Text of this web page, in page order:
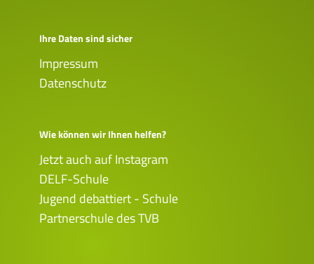
Ihre Daten sind sicher
Impressum
Datenschutz
Wie können wir Ihnen helfen?
Jetzt auch auf Instagram
DELF-Schule
Jugend debattiert - Schule
Partnerschule des TVB